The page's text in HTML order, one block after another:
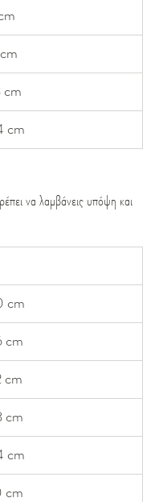
cm
να λαμβάνεις υπόψη και
cm
cm
cm
cm
cm
cm